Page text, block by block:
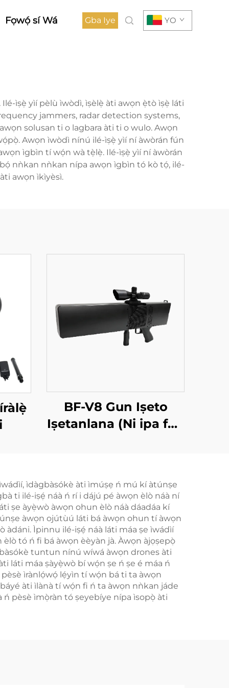
Fọwọ́ sí Wá Gba Iye YO
ìṣẹ̀ yìí pèlù ìwòdì, ìṣèlẹ̀ àti awọn ẹ̀tò ìṣẹ̀ láti
jammers, radar detection systems,
solusan ti o lagbara àti ti o wulo. Awọn
Awọn ìwòdì nínú ilé-ìṣẹ̀ yìí ní àwòrán fún
ìgbìn tí wọ́n wà tẹ̀lẹ̀. Ilé-ìṣẹ̀ yìí ní àwòrán
nǹkan nǹkan nípa awọn ìgbìn tó kò tọ́, ilé-
awọn ìkìyèsì.
BF-V8 Gun Iṣeto
Iṣetanlana (Ni ipa fun
ìdàgbàsókè àti ìmúṣẹ ń mú kí àtúnṣe
ti ilé-iṣẹ́ náà ń rí i dájú pé àwọn èlò náà ní
ṣe àyẹ̀wò àwọn ohun èlò náà dáadáa kí
àwọn ojútùú láti bá àwọn ohun tí àwọn
àdáni. Ìpinnu ilé-iṣẹ́ náà láti máa ṣe ìwádìí
tó ń fi bá àwọn èèyàn jà. Àwọn àjọṣepọ̀
tuntun nínú wíwá àwọn drones àti
láti máa ṣàyẹ̀wò bí wọ́n ṣe ń ṣe é máa ń
ìrànlọ́wọ́ lẹ́yìn tí wọ́n bá ti ta àwọn
àti ìlànà tí wọ́n fi ń ta àwọn nǹkan jáde
pèsè ìmọ̀ràn tó ṣeyebíye nípa ìsopọ̀ àti